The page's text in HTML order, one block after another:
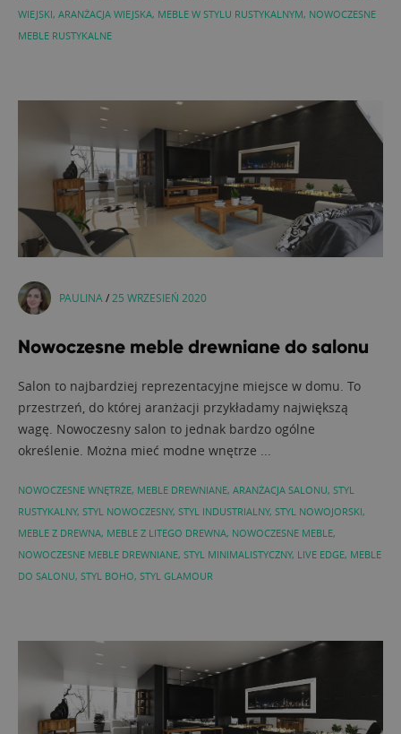
WIEJSKI, ARANŻACJA WIEJSKA, MEBLE W STYLU RUSTYKALNYM, NOWOCZESNE
MEBLE RUSTYKALNE
PAULINA / 25 WRZESIEŃ 2020
Nowoczesne meble drewniane do salonu
Salon to najbardziej reprezentacyjne miejsce w domu. To
przestrzeń, do której aranżacji przykładamy największą
wagę. Nowoczesny salon to jednak bardzo ogólne
określenie. Można mieć modne wnętrze ...
NOWOCZESNE WNĘTRZE, MEBLE DREWNIANE, ARANŻACJA SALONU, STYL
RUSTYKALNY, STYL NOWOCZESNY, STYL INDUSTRIALNY, STYL NOWOJORSKI,
MEBLE Z DREWNA, MEBLE Z LITEGO DREWNA, NOWOCZESNE MEBLE,
NOWOCZESNE MEBLE DREWNIANE, STYL MINIMALISTYCZNY, LIVE EDGE, MEBLE
DO SALONU, STYL BOHO, STYL GLAMOUR